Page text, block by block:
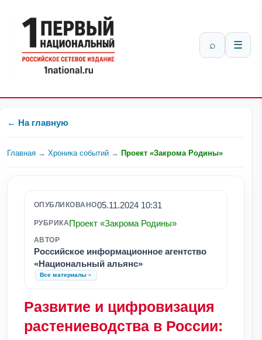
⌕ ☰
← На главную
Главная → Хроника событий → Проект «Закрома Родины»
ОПУБЛИКОВАНО05.11.2024 10:31
РУБРИКАПроект «Закрома Родины»
АВТОР
Российское информационное агентство
«Национальный альянс»
Все материалы
Развитие и цифровизация
растениеводства в России: